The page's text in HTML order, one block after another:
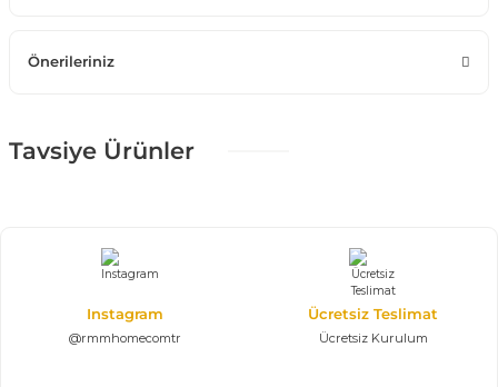
Önerileriniz
Tavsiye Ürünler
%25 + %10
186.435,00 TL
Instagram
@rmmhomecomtr
Ücretsiz Teslimat
Ücretsiz Kurulum